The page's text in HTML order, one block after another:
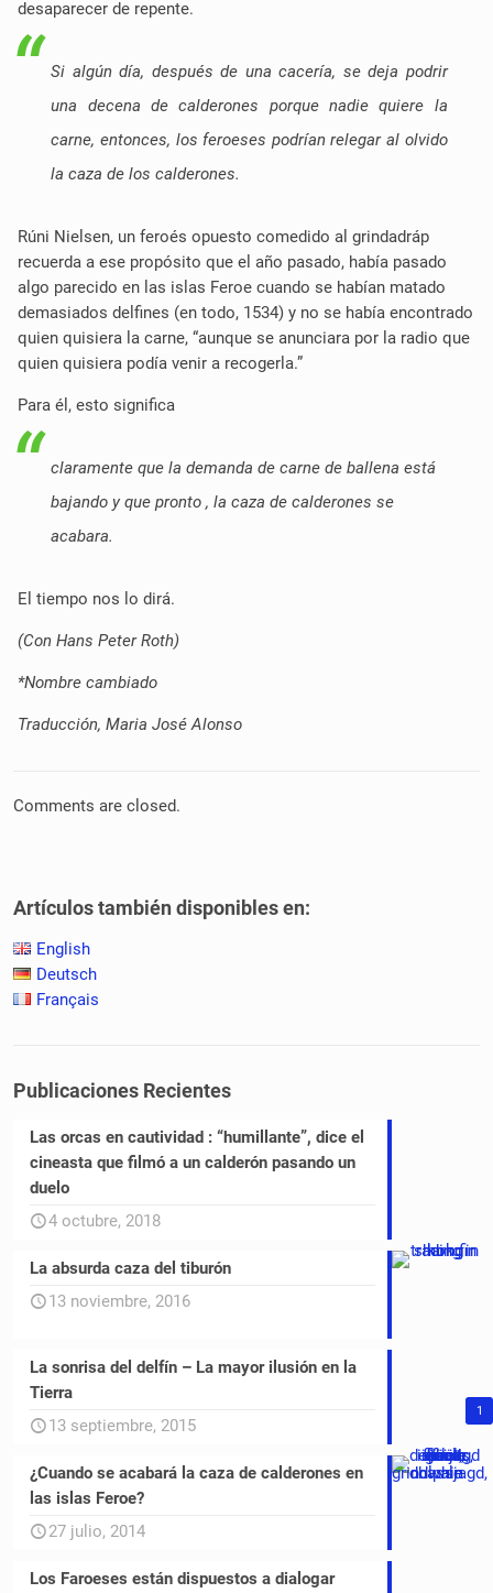
desaparecer de repente.
Si algún día, después de una cacería, se deja podrir
una decena de calderones porque nadie quiere la
carne, entonces, los feroeses podrían relegar al olvido
la caza de los calderones.
Rúni Nielsen, un feroés opuesto comedido al grindadráp
recuerda a ese propósito que el año pasado, había pasado
algo parecido en las islas Feroe cuando se habían matado
demasiados delfines (en todo, 1534) y no se había encontrado
quien quisiera la carne, “aunque se anunciara por la radio que
quien quisiera podía venir a recogerla.”
Para él, esto significa
claramente que la demanda de carne de ballena está
bajando y que pronto , la caza de calderones se
acabara.
El tiempo nos lo dirá.
(Con Hans Peter Roth)
*Nombre cambiado
Traducción, Maria José Alonso
Comments are closed.
Artículos también disponibles en:
English
Deutsch
Français
Publicaciones Recientes
Las orcas en cautividad : “humillante”, dice el
cineasta que filmó a un calderón pasando un
duelo
4 octubre, 2018
La absurda caza del tiburón
13 noviembre, 2016
1
La sonrisa del delfín – La mayor ilusión en la
Tierra
13 septiembre, 2015
¿Cuando se acabará la caza de calderones en
las islas Feroe?
27 julio, 2014
Los Faroeses están dispuestos a dialogar